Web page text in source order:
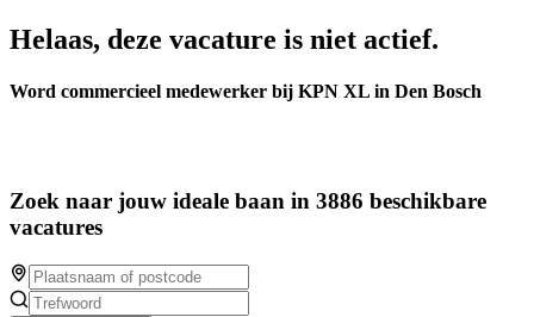
Helaas, deze vacature is niet actief.
Word commercieel medewerker bij KPN XL in Den Bosch
Zoek naar jouw ideale baan in 3886 beschikbare
vacatures